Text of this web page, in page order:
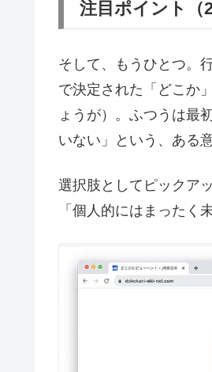
注目ポイント（
そして、もうひとつ。
で決定された「どこか
ょうが）。ふつうは最
いない」という、ある
選択肢としてピックア
「個人的にはまったく